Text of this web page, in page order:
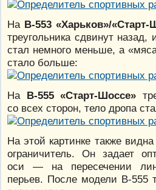
На В-553 «Харьков»/«Старт-
треугольника сдвинут назад,
стал немного меньше, а
стало больше:
На В-555 «Старт-Шоссе»
со всех сторон, тело дропа
На этой картинке также
ограничитель. Он задает
оси — на пересечении
перьев. После модели В-555